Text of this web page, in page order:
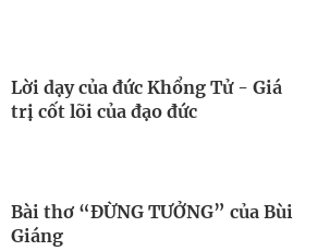
Lời dạy của đức Khổng Tử - Giá
trị cốt lõi của đạo đức
Bài thơ “ĐỪNG TƯỞNG” của Bùi
Giáng